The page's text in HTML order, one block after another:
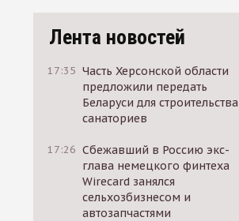
Лента новостей
17:35 Часть Херсонской области
предложили передать
Беларуси для строительства
санаториев
17:26 Сбежавший в Россию экс-
глава немецкого финтеха
Wirecard занялся
сельхозбизнесом и
автозапчастями